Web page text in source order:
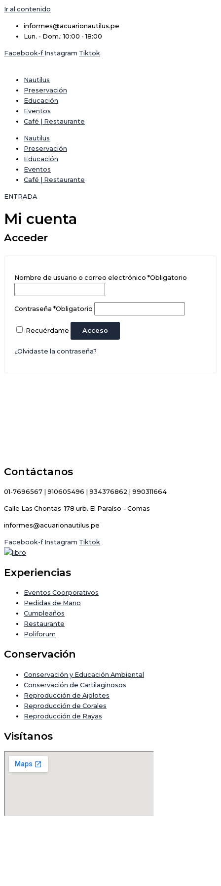
Ir al contenido
informes@acuarionautilus.pe
Lun. - Dom.: 10:00 - 18:00
Facebook-f Instagram Tiktok
Nautilus
Preservación
Educación
Eventos
Café | Restaurante
Nautilus
Preservación
Educación
Eventos
Café | Restaurante
ENTRADA
Mi cuenta
Acceder
Nombre de usuario o correo electrónico *Obligatorio
Contraseña *Obligatorio
Recuérdame Acceso
¿Olvidaste la contraseña?
Contáctanos
01-7696567 | 910605496 | 934376862 | 990311664
Calle Las Chontas 178 urb. El Paraíso – Comas
informes@acuarionautilus.pe
Facebook-f Instagram Tiktok
Experiencias
Eventos Coorporativos
Pedidas de Mano
Cumpleaños
Restaurante
Poliforum
Conservación
Conservación y Educación Ambiental
Conservación de Cartilaginosos
Reproducción de Ajolotes
Reproducción de Corales
Reproducción de Rayas
Visítanos